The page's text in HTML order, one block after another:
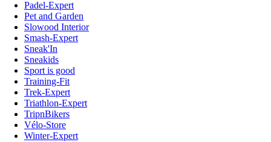
Padel-Expert
Pet and Garden
Slowood Interior
Smash-Expert
Sneak'In
Sneakids
Sport is good
Training-Fit
Trek-Expert
Triathlon-Expert
TripnBikers
Vélo-Store
Winter-Expert